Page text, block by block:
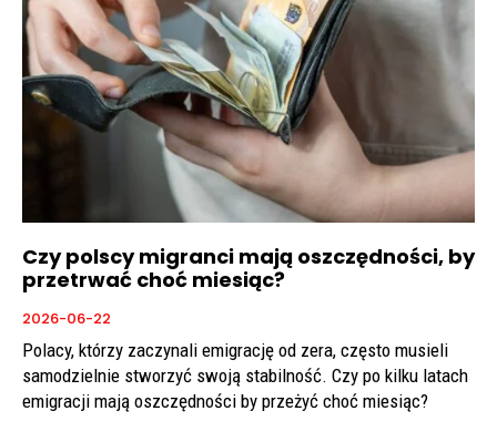
Czy polscy migranci mają oszczędności, by
przetrwać choć miesiąc?
2026-06-22
Polacy, którzy zaczynali emigrację od zera, często musieli
samodzielnie stworzyć swoją stabilność. Czy po kilku latach
emigracji mają oszczędności by przeżyć choć miesiąc?